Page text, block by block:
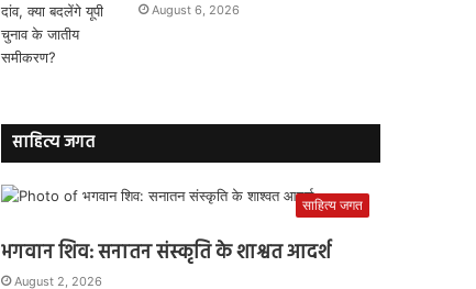
August 6, 2026
साहित्य जगत
साहित्य जगत
भगवान शिव: सनातन संस्कृति के शाश्वत आदर्श
August 2, 2026